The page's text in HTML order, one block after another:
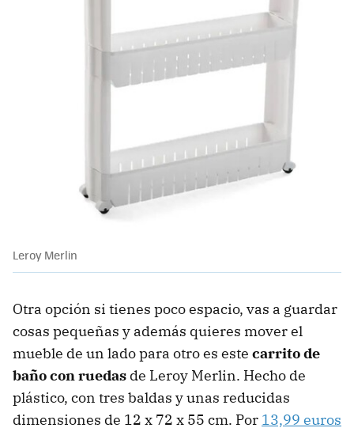
Leroy Merlin
Otra opción si tienes poco espacio, vas a guardar
cosas pequeñas y además quieres mover el
mueble de un lado para otro es este carrito de
baño con ruedas de Leroy Merlin. Hecho de
plástico, con tres baldas y unas reducidas
dimensiones de 12 x 72 x 55 cm. Por 13,99 euros